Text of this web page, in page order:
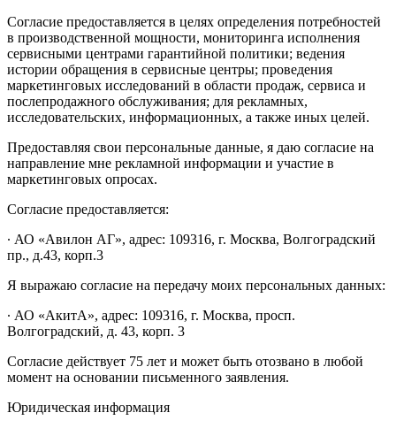
Согласие предоставляется в целях определения потребностей
в производственной мощности, мониторинга исполнения
сервисными центрами гарантийной политики; ведения
истории обращения в сервисные центры; проведения
маркетинговых исследований в области продаж, сервиса и
послепродажного обслуживания; для рекламных,
исследовательских, информационных, а также иных целей.
Предоставляя свои персональные данные, я даю согласие на
направление мне рекламной информации и участие в
маркетинговых опросах.
Согласие предоставляется:
∙ АО «Авилон АГ», адрес: 109316, г. Москва, Волгоградский
пр., д.43, корп.3
Я выражаю согласие на передачу моих персональных данных:
∙ АО «АкитА», адрес: 109316, г. Москва, просп.
Волгоградский, д. 43, корп. 3
Согласие действует 75 лет и может быть отозвано в любой
момент на основании письменного заявления.
Юридическая информация